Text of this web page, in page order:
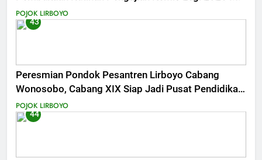
POJOK LIRBOYO
43
Peresmian Pondok Pesantren Lirboyo Cabang
Wonosobo, Cabang XIX Siap Jadi Pusat Pendidikan
Santri di Kawasan Kedu
POJOK LIRBOYO
44